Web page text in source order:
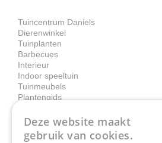
Tuincentrum Daniels
Dierenwinkel
Tuinplanten
Barbecues
Interieur
Indoor speeltuin
Tuinmeubels
Plantengids
Contact
Deze website maakt
gebruik van cookies.